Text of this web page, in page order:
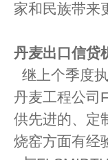
家和民族带来
丹麦出口信贷
继上个季度
丹麦工程公司
供先进的、定
烧窑方面有经